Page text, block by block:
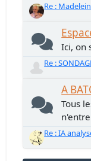
Re :
Ici, on
Re :
A
Tous
Re : IA